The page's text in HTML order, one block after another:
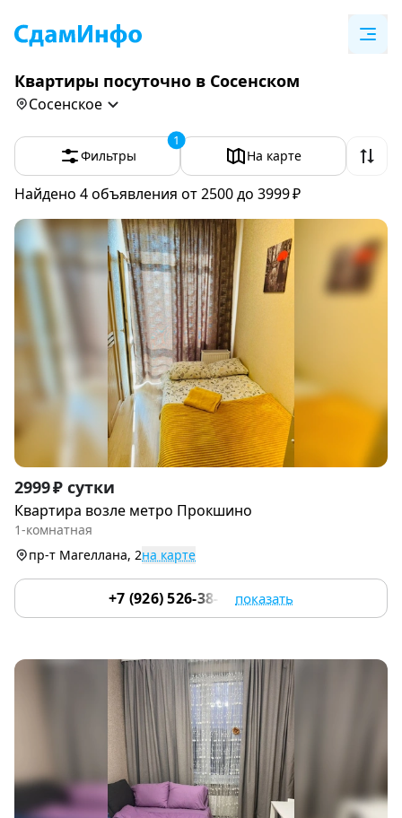
Квартиры посуточно в Сосенском
Сосенское
Фильтры
1
На карте
Найдено 4объявления от 2500 до 3999 ₽
Item
1
of
2999 ₽ сутки
Квартира возле метро Прокшино
1-комнатная
пр-т Магеллана, 2на карте
+7 (926) 526-38-32 показать